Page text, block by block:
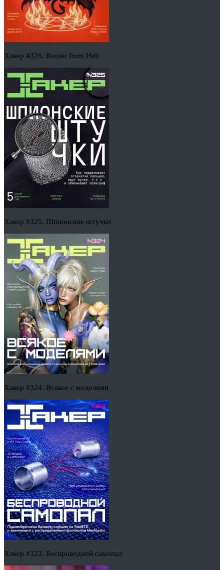
Хакер #326. Router from Hell
Хакер #325. Шпионские штучки
Хакер #324. Всякое с моделями
Хакер #323. Беспроводной самопал